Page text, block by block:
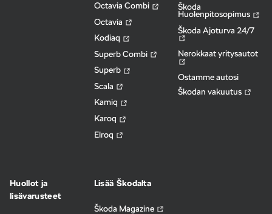
Octavia Combi
Octavia
Kodiaq
Superb Combi
Superb
Scala
Kamiq
Karoq
Elroq
Škoda
Huolenpitosopimus
Škoda Ajoturva 24/7
Nerokkaat yritysautot
Ostamme autosi
Škodan vakuutus
Huollot ja
lisävarusteet
Lisää Škodalta
Škoda Magazine